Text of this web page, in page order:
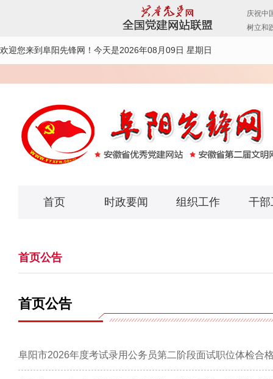
欢迎您来到阜阳先锋网！ 今天是2026年08月09日 星期日
首页 时政要闻 组织工作 干部
首页公告
首页公告
阜阳市2026年度考试录用公务员第二阶段面试职位体检合